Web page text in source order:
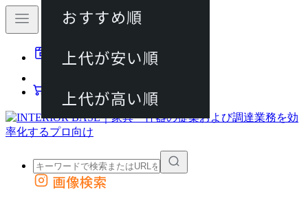
動画マニュアル
カート
外部サイトの商品をカートに追加
画像検索
おすすめ順
上代が安い順
上代が高い順